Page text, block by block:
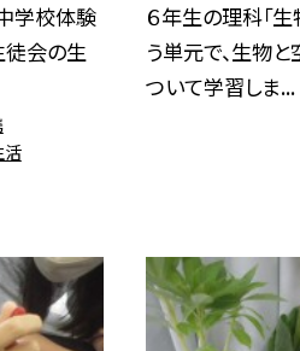
学校体験
徒会の生
活
６年生の理科「
う単元で、生物
ついて学習しま...